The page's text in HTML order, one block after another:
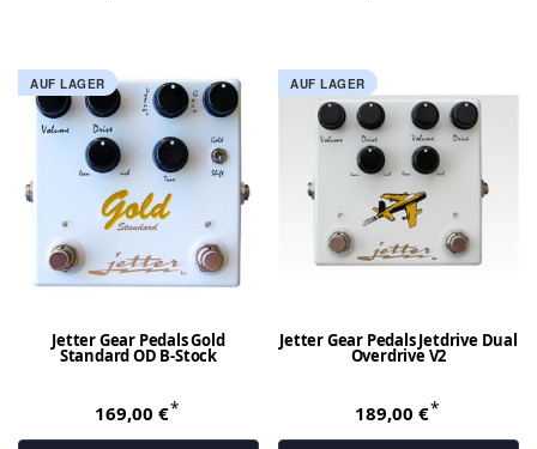
AUF LAGER
Jetter Gear Pedals Gold
Standard OD B-Stock
169,00 €*
AUF LAGER
Jetter Gear Pedals Jetdrive Dual
Overdrive V2
189,00 €*